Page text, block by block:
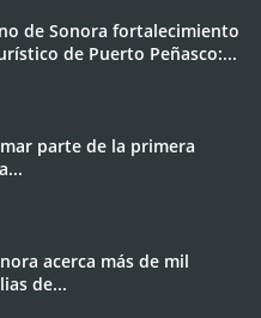
de Sonora fortalecimiento
de Puerto Peñasco:...
parte de la primera
acerca más de mil
de...